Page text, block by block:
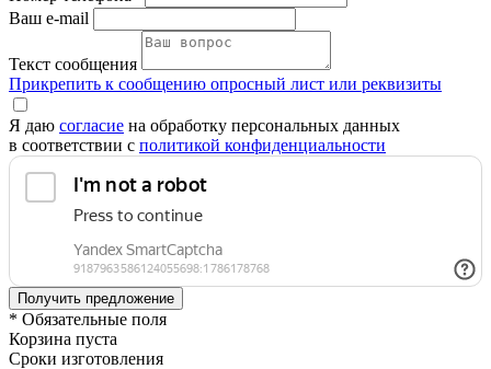
Ваш e-mail
Текст сообщения
Прикрепить к сообщению опросный лист или реквизиты
Я даю согласие на обработку персональных данных
в соответствии с политикой конфиденциальности
* Обязательные поля
Корзина пуста
Сроки изготовления